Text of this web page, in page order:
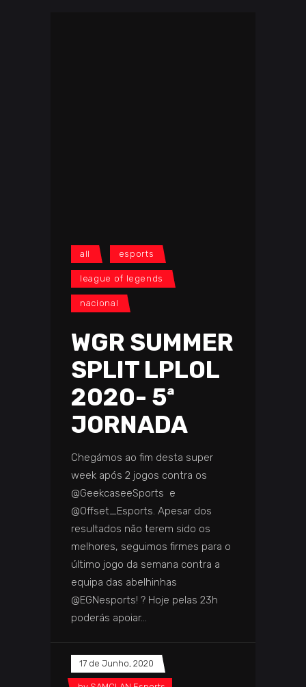
all esports
league of legends
nacional
WGR SUMMER
SPLIT LPLOL
2020- 5ª
JORNADA
Chegámos ao fim desta super
week após 2 jogos contra os
@GeekcaseeSports e
@Offset_Esports. Apesar dos
resultados não terem sido os
melhores, seguimos firmes para o
último jogo da semana contra a
equipa das abelhinhas
@EGNesports! ? Hoje pelas 23h
poderás apoiar
17 de Junho, 2020